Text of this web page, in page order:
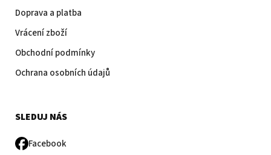
Doprava a platba
Vrácení zboží
Obchodní podmínky
Ochrana osobních údajů
SLEDUJ NÁS
Facebook